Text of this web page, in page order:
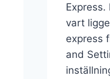
vart
express
and